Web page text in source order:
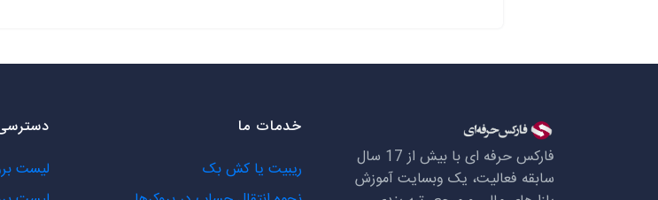
فارکس حرفه ای با بیش از 17 سال
سابقه فعالیت، یک وبسایت آموزش
خدمات ما
ریبیت یا کش بک
لیست